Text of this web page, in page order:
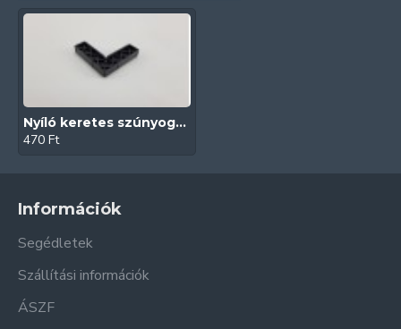
Nyíló keretes szúnyogháló ajtó sarok (20x40)
470 Ft
Információk
Segédletek
Szállítási információk
ÁSZF